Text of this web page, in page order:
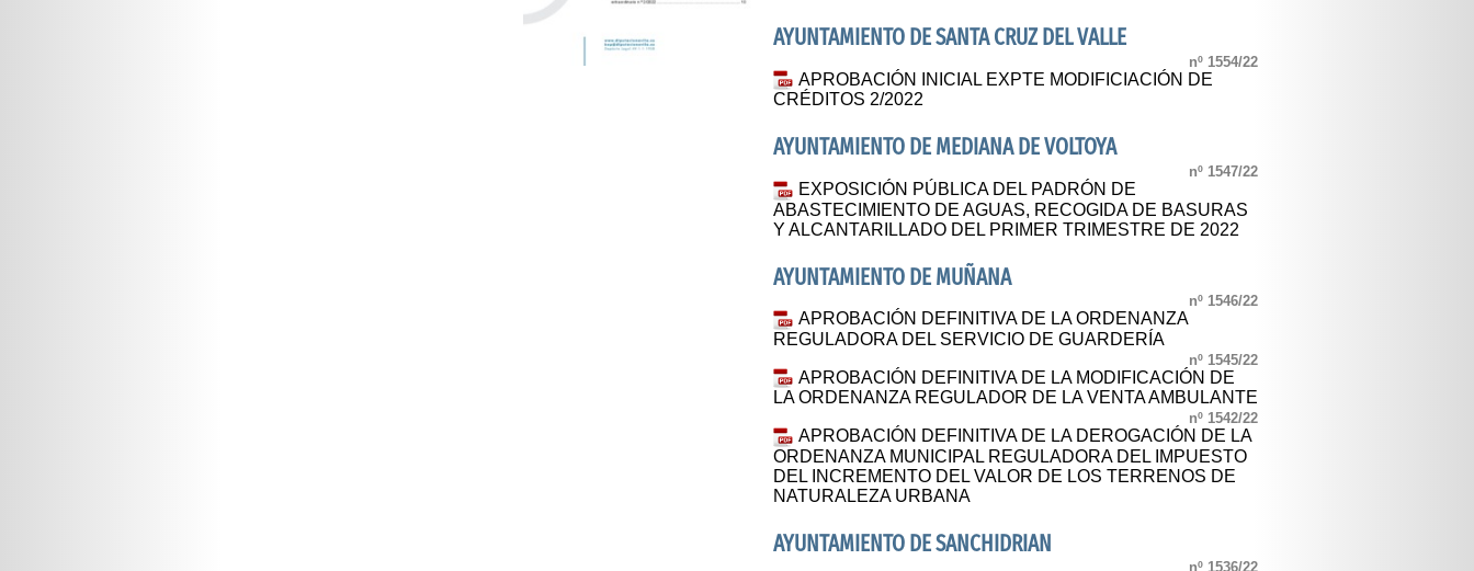
AYUNTAMIENTO DE SANTA CRUZ DEL VALLE
nº 1554/22
APROBACIÓN INICIAL EXPTE MODIFICIACIÓN DE
CRÉDITOS 2/2022
AYUNTAMIENTO DE MEDIANA DE VOLTOYA
nº 1547/22
EXPOSICIÓN PÚBLICA DEL PADRÓN DE
ABASTECIMIENTO DE AGUAS, RECOGIDA DE BASURAS
Y ALCANTARILLADO DEL PRIMER TRIMESTRE DE 2022
AYUNTAMIENTO DE MUÑANA
nº 1546/22
APROBACIÓN DEFINITIVA DE LA ORDENANZA
REGULADORA DEL SERVICIO DE GUARDERÍA
nº 1545/22
APROBACIÓN DEFINITIVA DE LA MODIFICACIÓN DE
LA ORDENANZA REGULADOR DE LA VENTA AMBULANTE
nº 1542/22
APROBACIÓN DEFINITIVA DE LA DEROGACIÓN DE LA
ORDENANZA MUNICIPAL REGULADORA DEL IMPUESTO
DEL INCREMENTO DEL VALOR DE LOS TERRENOS DE
NATURALEZA URBANA
AYUNTAMIENTO DE SANCHIDRIAN
nº 1536/22